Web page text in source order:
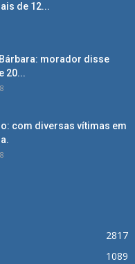
de 12...
morador disse
20...
com diversas vítimas em
2817
1089